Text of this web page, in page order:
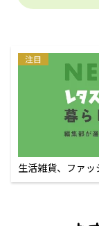
注目
生活雑貨、ファ
えるECサイト